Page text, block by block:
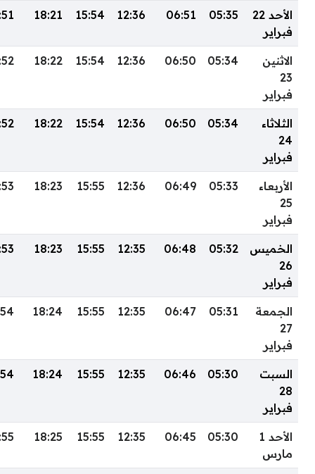
الأحد 22
فبراير
05:35
06:51
12:36
15:54
18:21
الاثنين
23
فبراير
05:34
06:50
12:36
15:54
18:22
الثلاثاء
24
فبراير
05:34
06:50
12:36
15:54
18:22
الأربعاء
25
فبراير
05:33
06:49
12:36
15:55
18:23
الخميس
26
فبراير
05:32
06:48
12:35
15:55
18:23
الجمعة
27
فبراير
05:31
06:47
12:35
15:55
18:24
السبت
28
فبراير
05:30
06:46
12:35
15:55
18:24
الأحد 1
مارس
05:30
06:45
12:35
15:55
18:25